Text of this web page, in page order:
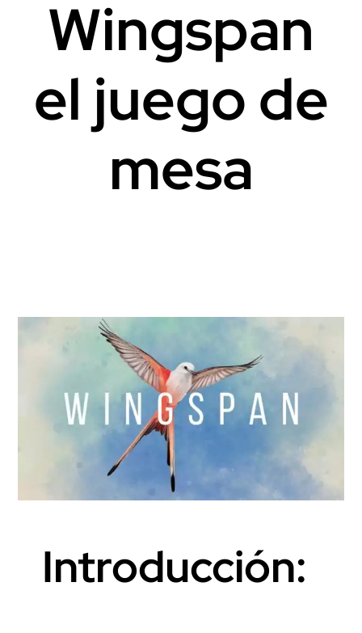
Wingspan
el juego de
mesa
Introducción: